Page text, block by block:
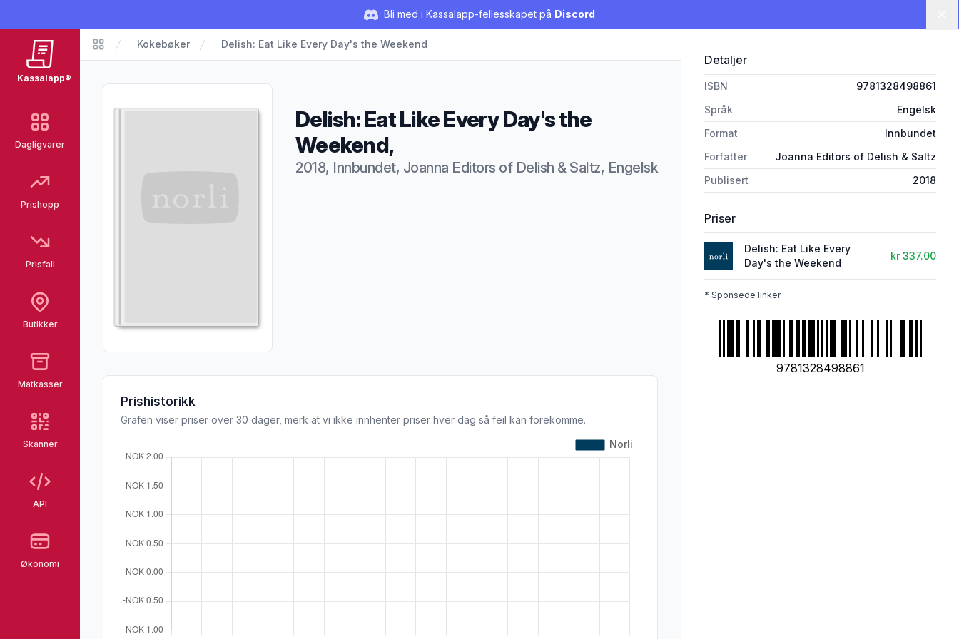
Bli med i Kassalapp-fellesskapet på Discord
Kassalapp®
Dagligvarer
Prishopp
Prisfall
Butikker
Matkasser
Skanner
API
Økonomi
Kassalapp®
Kokebøker Delish: Eat Like Every Day's the Weekend
Delish: Eat Like Every Day's the
Weekend,
2018, Innbundet, Joanna Editors of Delish & Saltz, Engelsk
Prishistorikk
Grafen viser priser over 30 dager, merk at vi ikke innhenter priser hver dag så feil kan forekomme.
Detaljer
ISBN
9781328498861
Språk
Engelsk
Format
Innbundet
Forfatter
Joanna Editors of Delish & Saltz
Publisert
2018
Priser
Delish: Eat Like Every
Day's the Weekend
kr 337.00
* Sponsede linker
9781328498861